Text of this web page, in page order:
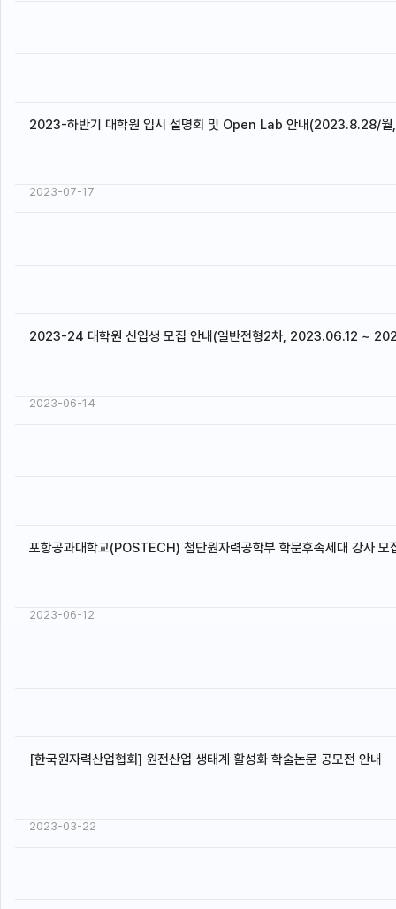
2023-하반기 대학원 입시 설명회 및 Open Lab 안내(2023.8.28/월
2023-07-17
2023-24 대학원 신입생 모집 안내(일반전형2차, 2023.06.12 ~
2023-06-14
포항공과대학교(POSTECH) 첨단원자력공학부 학문후속세대 강사 모
2023-06-12
[한국원자력산업협회] 원전산업 생태계 활성화 학술논문 공모전 안내
2023-03-22